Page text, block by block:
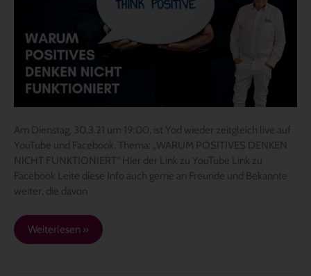
Am Dienstag, 30.3.21 um 19:00, ist Yod wieder zeitgleich live auf
YouTube und Facebook. Thema: „WARUM POSITIVES DENKEN
NICHT FUNKTIONIERT“ Hier der Link zu YouTube Link zu
Facebook Leite diese Info auch gerne an Freunde und Bekannte
weiter, die davon
19:00
–
„WARUM
POSITIVES
DENKEN
NICHT
Weiterlesen »